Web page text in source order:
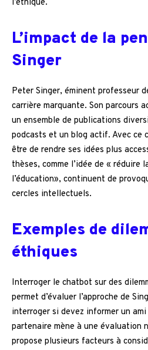
l’éthique.
L’impact de la
Singer
Peter Singer, éminent professeur
carrière marquante. Son parcours
un ensemble de publications
podcasts et un blog actif. Avec ce
être de rendre ses idées plus
thèses, comme l’idée de « réduire
l’éducation», continuent de
cercles intellectuels.
Exemples de
éthiques
Interroger le chatbot sur des
permet d’évaluer l’approche de
interroger si devez informer un
partenaire mène à une évaluation
propose plusieurs facteurs à